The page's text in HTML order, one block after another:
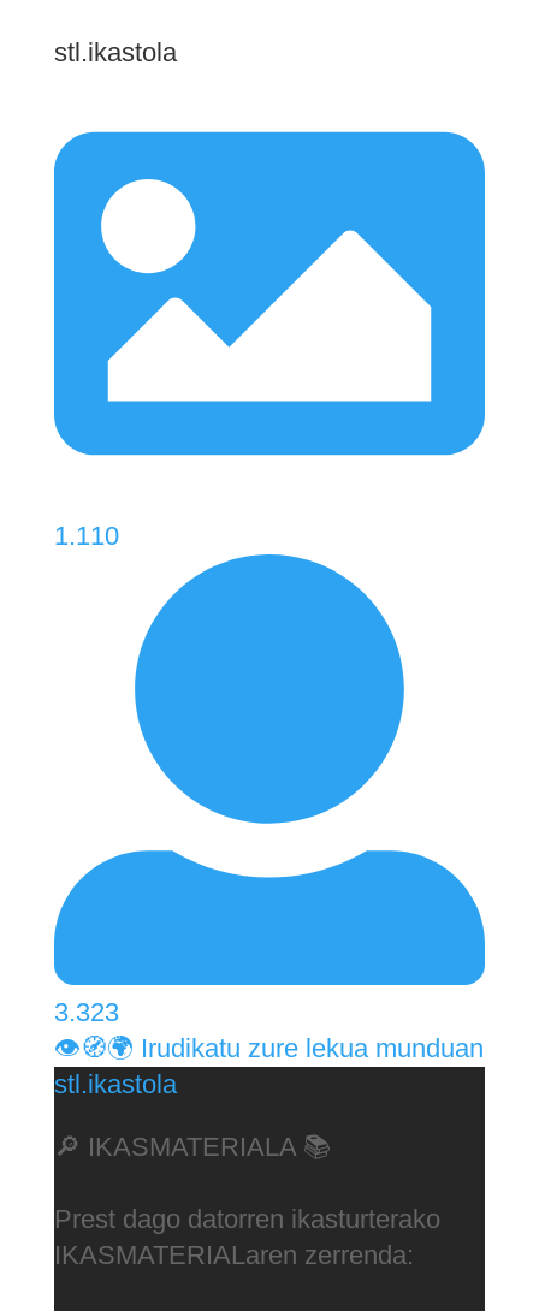
stl.ikastola
1.110
3.323
👁️🧭🌍 Irudikatu zure lekua munduan
stl.ikastola
🔎 IKASMATERIALA 📚
Prest dago datorren ikasturterako
IKASMATERIALaren zerrenda: